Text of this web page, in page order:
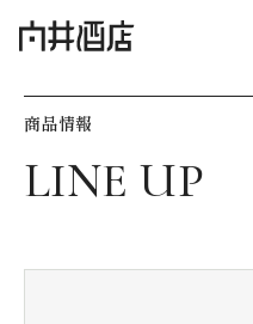
飲食店経
商品情報